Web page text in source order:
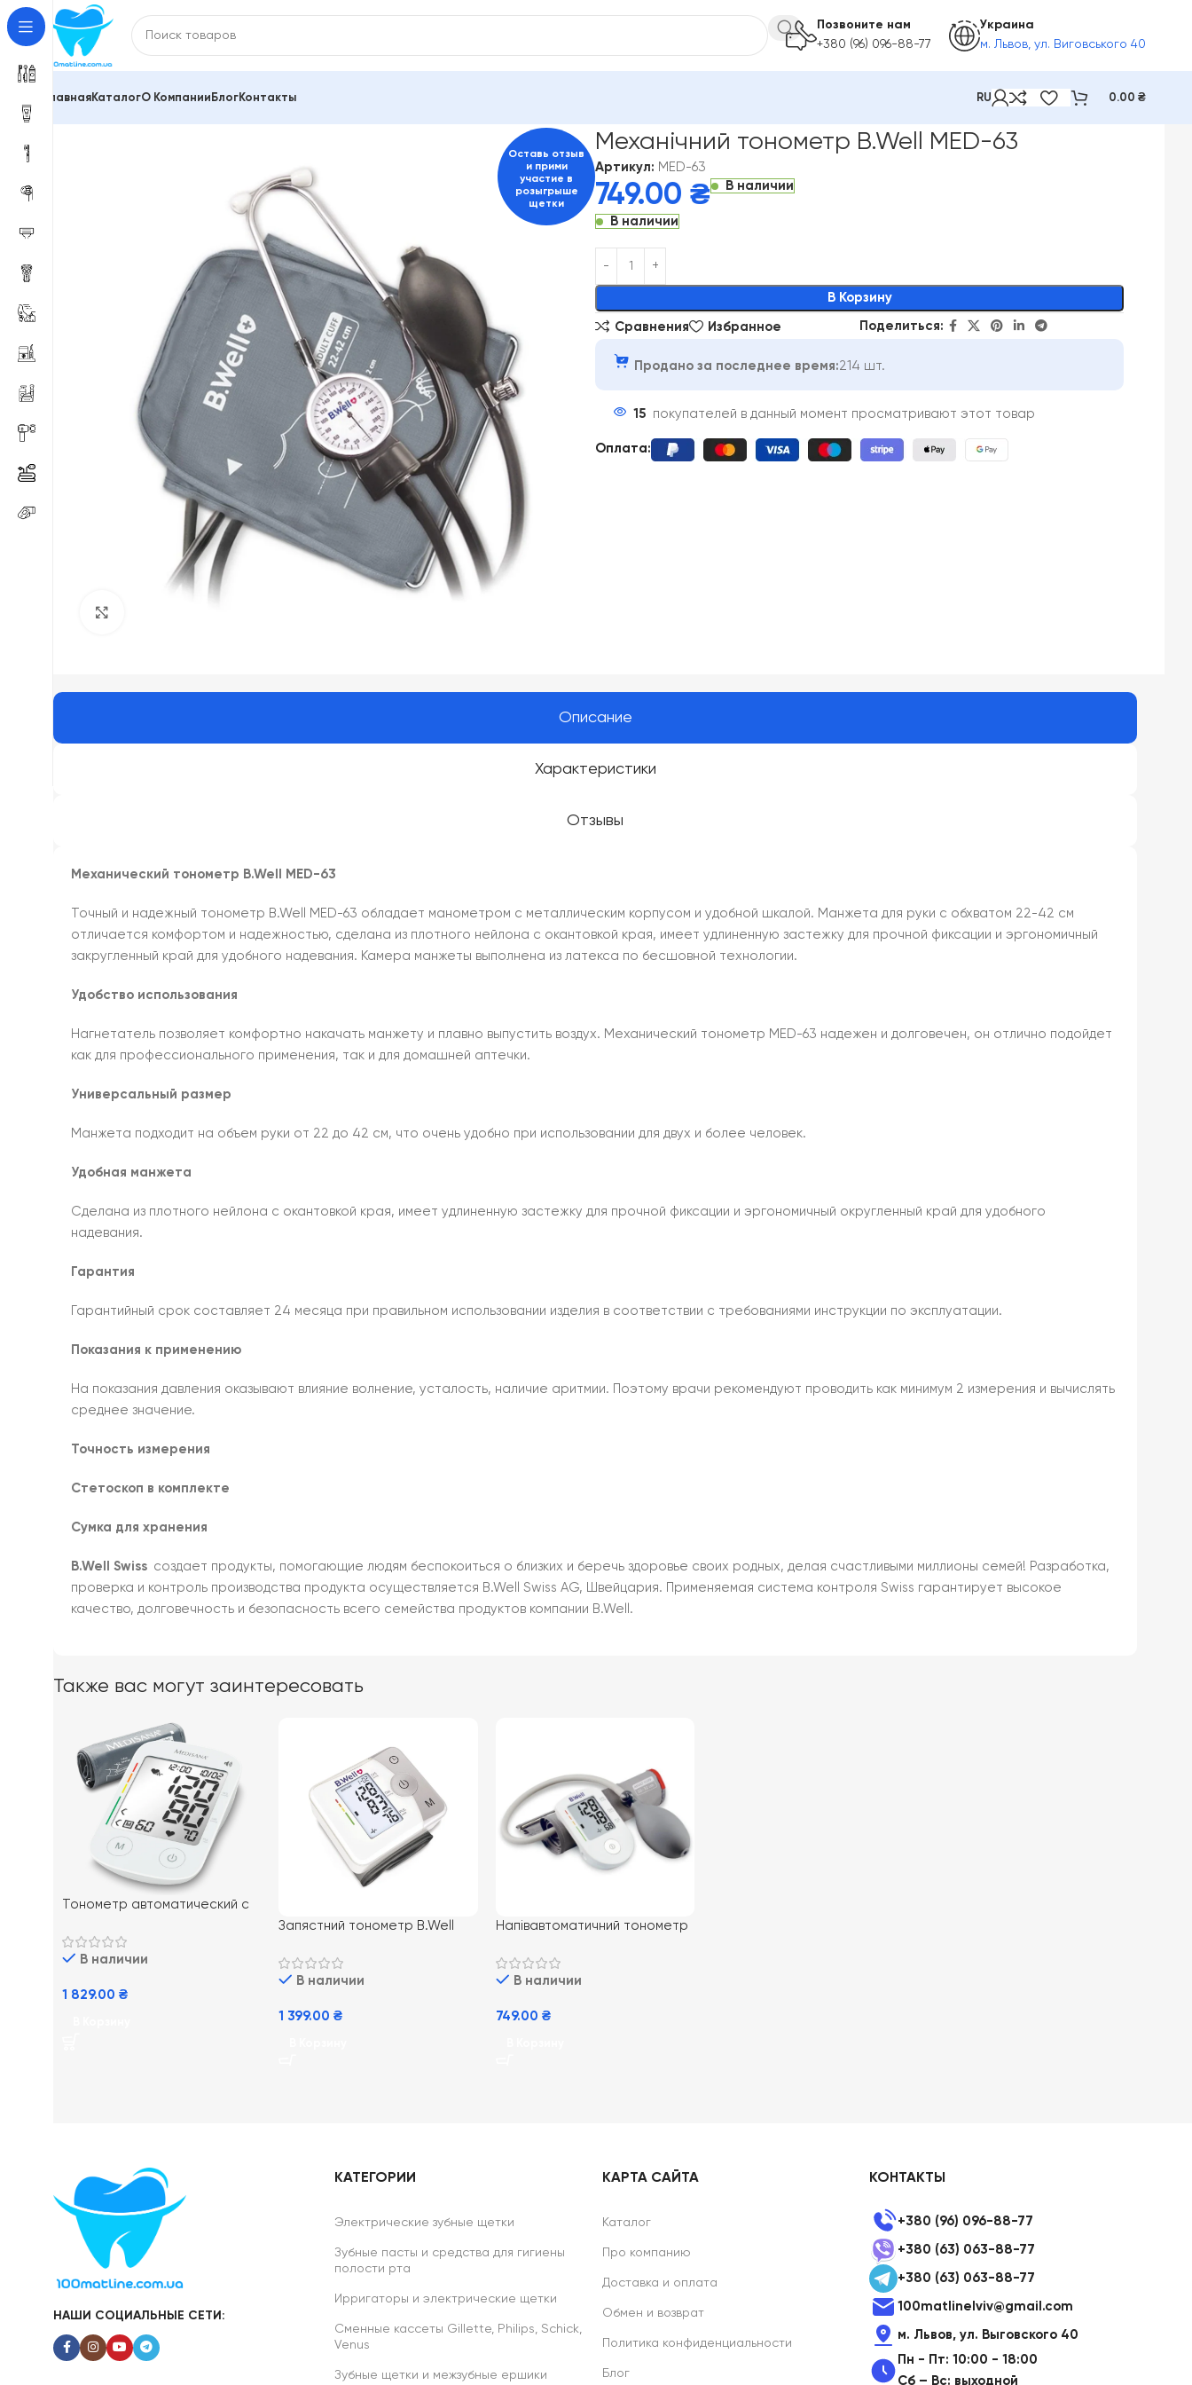
Позвоните нам
+380 (96) 096-88-77
Украина
м. Львов, ул. Виговського 40
ГлавнаяКаталогО Компании БлогКонтакты RU 0.00 ₴
Оставь отзыв
и прими
участие в
розыгрыше
щетки
Механічний тонометр B.Well MED-63
Артикул: MED-63
749.00 ₴ В наличии
В наличии
В Корзину
Alternative:
Сравнения Избранное Поделиться:
Продано за последнее время:214 шт.
15 покупателей в данный момент просматривают этот товар
Оплата:
Описание
Характеристики
Отзывы
Механический тонометр B.Well MED-63
Точный и надежный тонометр B.Well MED-63 обладает манометром с металлическим корпусом и удобной шкалой. Манжета для руки с обхватом 22-42 см
отличается комфортом и надежностью, сделана из плотного нейлона с окантовкой края, имеет удлиненную застежку для прочной фиксации и эргономичный
закругленный край для удобного надевания. Камера манжеты выполнена из латекса по бесшовной технологии.
Удобство использования
Нагнетатель позволяет комфортно накачать манжету и плавно выпустить воздух. Механический тонометр MED-63 надежен и долговечен, он отлично подойдет
как для профессионального применения, так и для домашней аптечки.
Универсальный размер
Манжета подходит на объем руки от 22 до 42 см, что очень удобно при использовании для двух и более человек.
Удобная манжета
Сделана из плотного нейлона с окантовкой края, имеет удлиненную застежку для прочной фиксации и эргономичный округленный край для удобного
надевания.
Гарантия
Гарантийный срок составляет 24 месяца при правильном использовании изделия в соответствии с требованиями инструкции по эксплуатации.
Показания к применению
На показания давления оказывают влияние волнение, усталость, наличие аритмии. Поэтому врачи рекомендуют проводить как минимум 2 измерения и вычислять
среднее значение.
Точность измерения
Стетоскоп в комплекте
Сумка для хранения
B.Well Swiss создает продукты, помогающие людям беспокоиться о близких и беречь здоровье своих родных, делая счастливыми миллионы семей! Разработка,
проверка и контроль производства продукта осуществляется B.Well Swiss AG, Швейцария. Применяемая система контроля Swiss гарантирует высокое
качество, долговечность и безопасность всего семейства продуктов компании B.Well.
Также вас могут заинтересовать
Тонометр автоматический с
BU 535
В наличии
1 829.00 ₴
Запястний тонометр B.Well
В наличии
1 399.00₴
Напівавтоматичний тонометр
В наличии
749.00 ₴
НАШИ СОЦИАЛЬНЫЕ СЕТИ:
КАТЕГОРИИ
Электрические зубные щетки
Зубные пасты и средства для гигиены
полости рта
Ирригаторы и электрические щетки
Сменные кассеты Gillette, Philips, Schick,
Venus
Зубные щетки и межзубные ершики
КАРТА САЙТА
Каталог
Про компанию
Доставка и оплата
Обмен и возврат
Политика конфиденциальности
Блог
КОНТАКТЫ
+380 (96) 096-88-77
+380 (63) 063-88-77
+380 (63) 063-88-77
100matlinelviv@gmail.com
м. Львов, ул. Выговского 40
Пн - Пт: 10:00 - 18:00
Сб – Вс: выходной